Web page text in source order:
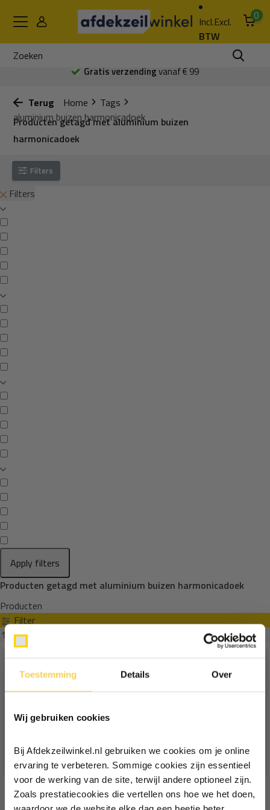
Toestemming Details Over
Wij gebruiken cookies
Bij Afdekzeilwinkel.nl gebruiken we cookies om je online
ervaring te verbeteren. Sommige cookies zijn essentieel
voor de werking van de site, terwijl andere optioneel zijn.
Zoals prestatiecookies die vertellen ons hoe we het doen,
Incl.Excl.
BTW
0
Gratis verzendingvanaf € 99
Terug Home
Tags
aluminium buizen harmonicadoek
Producten getagd met aluminium buizen
harmonicadoek
Filters
Filters
Apply filters
Producten getagd met aluminium buizen harmonicadoek
Producten
Filter
Sorteren op
Ontvang €5,- korting!
Schrijf je in voor de nieuwsbrief en
Vul je e-mailadres in‍⁪⁪
Particulier Zakelijk